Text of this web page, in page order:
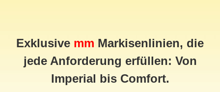
Exklusive mm Markisenlinien, die
jede Anforderung erfüllen: Von
Imperial bis Comfort.